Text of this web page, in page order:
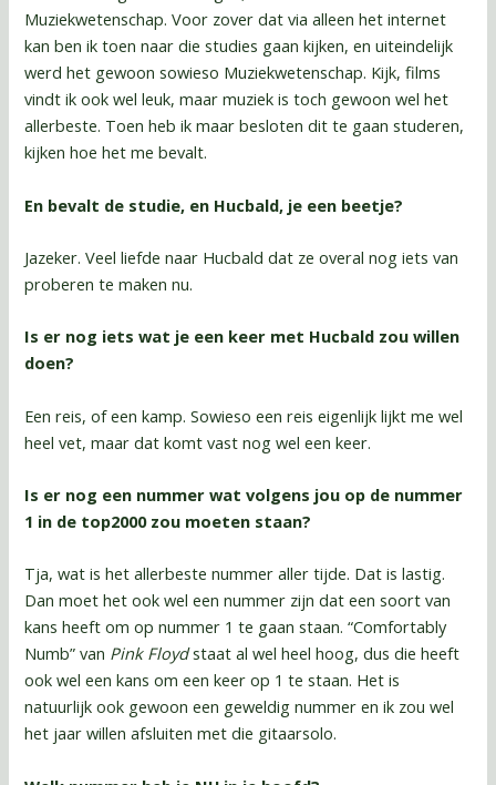
Muziekwetenschap. Voor zover dat via alleen het internet
kan ben ik toen naar die studies gaan kijken, en uiteindelijk
werd het gewoon sowieso Muziekwetenschap. Kijk, films
vindt ik ook wel leuk, maar muziek is toch gewoon wel het
allerbeste. Toen heb ik maar besloten dit te gaan studeren,
kijken hoe het me bevalt.
En bevalt de studie, en Hucbald, je een beetje?
Jazeker. Veel liefde naar Hucbald dat ze overal nog iets van
proberen te maken nu.
Is er nog iets wat je een keer met Hucbald zou willen
doen?
Een reis, of een kamp. Sowieso een reis eigenlijk lijkt me wel
heel vet, maar dat komt vast nog wel een keer.
Is er nog een nummer wat volgens jou op de nummer
1 in de top2000 zou moeten staan?
Tja, wat is het allerbeste nummer aller tijde. Dat is lastig.
Dan moet het ook wel een nummer zijn dat een soort van
kans heeft om op nummer 1 te gaan staan. “Comfortably
Numb” van Pink Floydstaat al wel heel hoog, dus die heeft
ook wel een kans om een keer op 1 te staan. Het is
natuurlijk ook gewoon een geweldig nummer en ik zou wel
het jaar willen afsluiten met die gitaarsolo.